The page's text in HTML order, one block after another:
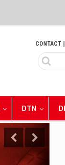
CONTACT
DTN